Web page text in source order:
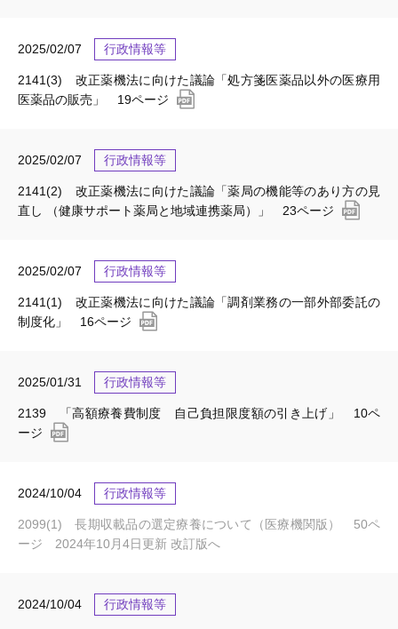
2025/02/07 行政情報等
2141(3) 改正薬機法に向けた議論「処方箋医薬品以外の医療用
医薬品の販売」 19ページ
2025/02/07 行政情報等
2141(2) 改正薬機法に向けた議論「薬局の機能等のあり方の見
直し （健康サポート薬局と地域連携薬局）」 23ページ
2025/02/07 行政情報等
2141(1) 改正薬機法に向けた議論「調剤業務の一部外部委託の
制度化」 16ページ
2025/01/31 行政情報等
2139 「高額療養費制度 自己負担限度額の引き上げ」 10ペ
ージ
2024/10/04 行政情報等
2099(1) 長期収載品の選定療養について（医療機関版） 50ペ
ージ 2024年10月4日更新 改訂版へ
2024/10/04 行政情報等